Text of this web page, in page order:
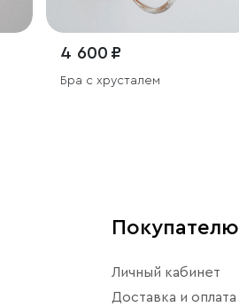
4 600 ₽
Бра с хрусталем
Покупателю
Личный кабинет
Доставка и оплата